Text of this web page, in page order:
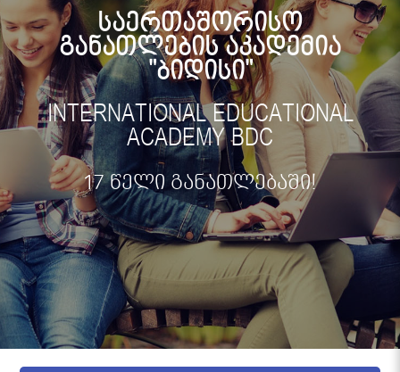
საერთაშორისო
განათლების აკადემია
"ბიდისი"
INTERNATIONAL EDUCATIONAL
ACADEMY BDC
17 წელი განათლებაში!